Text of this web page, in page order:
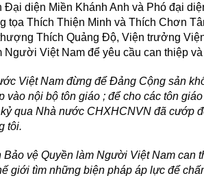
Đại diện Miền Khánh Anh và Phó đại
tọa Thích Thiện Minh và Thích Chơn
Thích Quảng Độ, Viện trưởng
Người Việt Nam để yêu cầu can thiệp
Việt Nam đừng để Đảng Cộng sản
vào nội bộ tôn giáo ; để cho các tôn
qua Nhà nước CHXHCNVN đã cướp
tôi.
Bảo vệ Quyền làm Người Việt Nam can
giới tìm những biện pháp áp lực để